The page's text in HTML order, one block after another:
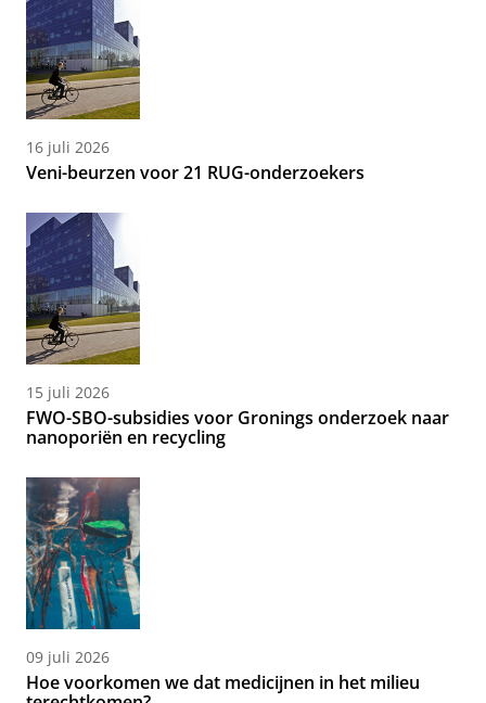
16 juli 2026
Veni-beurzen voor 21 RUG-onderzoekers
15 juli 2026
FWO-SBO-subsidies voor Gronings onderzoek naar
nanoporiën en recycling
09 juli 2026
Hoe voorkomen we dat medicijnen in het milieu